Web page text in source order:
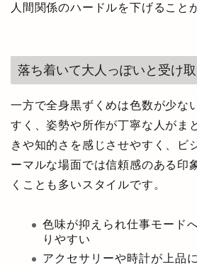
人間関係のハードルを下げること
落ち着いて大人っぽいと受け
一方で全身黒ずくめは色数が少な
すく、姿勢や所作が丁寧な人がま
きや知的さを感じさせやすく、ビ
ーマルな場面では信頼感のある印
くことも多いスタイルです。
色味が抑えられ仕事モード
りやすい
アクセサリーや時計が上品